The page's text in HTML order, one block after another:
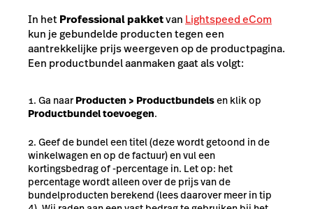
In hetProfessional pakketvan Lightspeed eCom
kun je gebundelde producten tegen een
aantrekkelijke prijs weergeven op de productpagina.
Een productbundel aanmaken gaat als volgt:
Ga naar Producten > Productbundelsen klik op
Productbundel toevoegen.
Geef de bundel een titel (deze wordt getoond in de
winkelwagen en op de factuur) en vul een
kortingsbedrag of -percentage in. Let op: het
percentage wordt alleen over de prijs van de
bundelproducten berekend (lees daarover meer in tip